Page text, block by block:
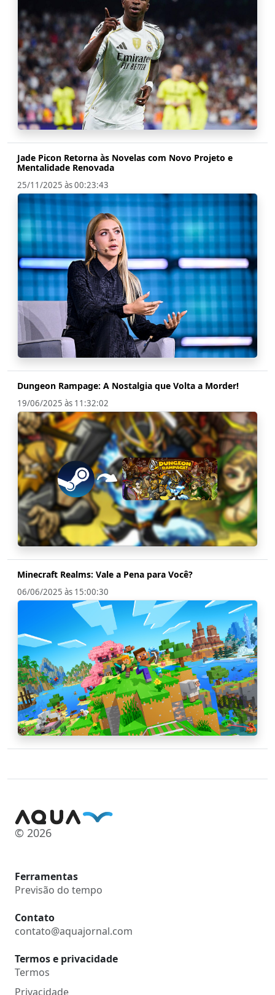
Jade Picon Retorna às Novelas com Novo Projeto e
Mentalidade Renovada
25/11/2025 às 00:23:43
Dungeon Rampage: A Nostalgia que Volta a Morder!
19/06/2025 às 11:32:02
Minecraft Realms: Vale a Pena para Você?
06/06/2025 às 15:00:30
© 2026
Ferramentas
Previsão do tempo
Contato
contato@aquajornal.com
Termos e privacidade
Termos
Privacidade